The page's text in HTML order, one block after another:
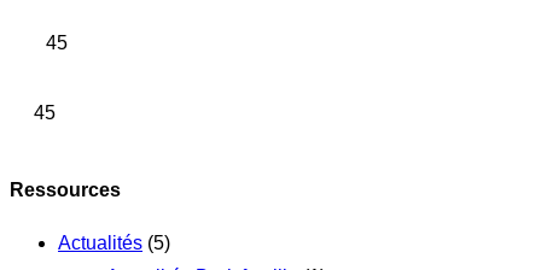
45
45
Ressources
Actualités (5)